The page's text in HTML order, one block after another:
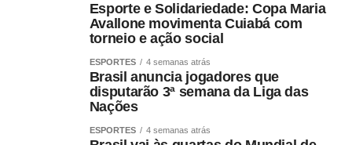
Para servidores públicos
(Pasep)
O Banco do Brasil faz o pagamento por:
Esporte e Solidariedade: Copa Maria
Avallone movimenta Cuiabá com
torneio e ação social
ESPORTES 4 semanas atrás
Brasil anuncia jogadores que
disputarão 3ª semana da Liga das
Nações
ESPORTES 4 semanas atrás